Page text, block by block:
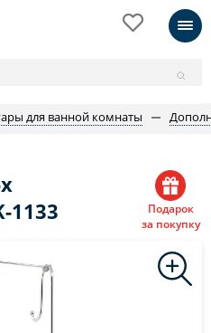
для ванной комнаты
1133
Подарок
за покупку